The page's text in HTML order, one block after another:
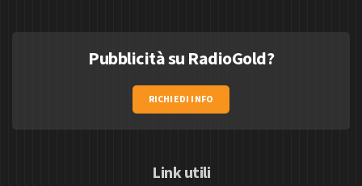
Pubblicità su RadioGold?
RICHIEDI INFO
Link utili